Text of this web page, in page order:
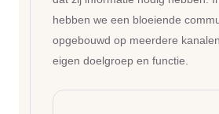
hebben we een bloeiende
opgebouwd op meerdere
eigen doelgroep en functie.